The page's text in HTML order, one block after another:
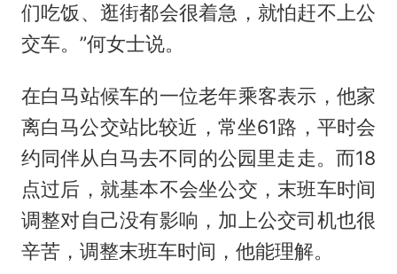
们吃饭、逛街都会很着急，就怕赶不上公
交车。”何女士说。
在白马站候车的一位老年乘客表示，他家
离白马公交站比较近，常坐61路，平时会
约同伴从白马去不同的公园里走走。而18
点过后，就基本不会坐公交，末班车时间
调整对自己没有影响，加上公交司机也很
辛苦，调整末班车时间，他能理解。